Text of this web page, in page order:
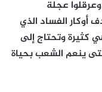
عجلة
أوكار الفساد الذي
كثيرة وتحتاج إلى
ينعم الشعب بحياة